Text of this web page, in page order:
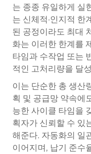
는 종종 유일하게 실
는 신체적·인지적 한
된 공정이라도 최대
화는 이러한 한계를
타임과 수작업 또는
적인 고처리량을 달
이는 단순한 총 생산
획 및 공급망 약속에
능한 사이클 타임을
획자가 신뢰할 수 있
해준다. 자동화의 일
이어지며, 납기 준수